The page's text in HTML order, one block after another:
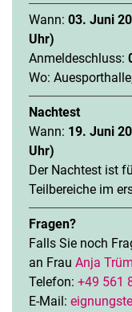
Wann: 03. Juni
Uhr)
Anmeldeschluss:
Wo:
Nachtest
Wann: 19. Juni
Uhr)
Der Nachtest ist
Teilbereiche im
Fragen?
Falls Sie noch
an Frau Anja
Telefon: +49 561
E-Mail: